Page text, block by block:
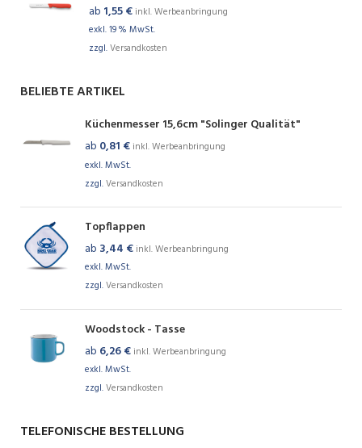
ab 1,55€ inkl. Werbeanbringung
exkl. 19 % MwSt.
zzgl.Versandkosten
BELIEBTE ARTIKEL
Küchenmesser 15,6cm "Solinger Qualität"
ab 0,81 € inkl. Werbeanbringung
exkl. MwSt.
zzgl.Versandkosten
Topflappen
ab 3,44 € inkl. Werbeanbringung
exkl. MwSt.
zzgl.Versandkosten
Woodstock - Tasse
ab 6,26€ inkl. Werbeanbringung
exkl. MwSt.
zzgl.Versandkosten
TELEFONISCHE BESTELLUNG